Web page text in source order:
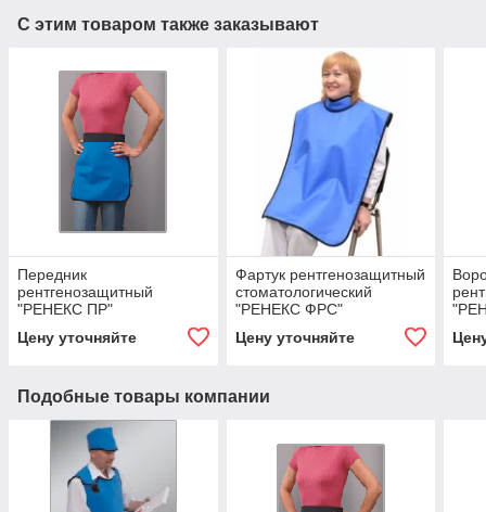
С этим товаром также заказывают
Передник
рентгенозащитный
"РЕНЕКС ПР"
Цену уточняйте
Фартук рентгенозащитный
стоматологический
"РЕНЕКС ФРС"
Цену уточняйте
Подобные товары компании